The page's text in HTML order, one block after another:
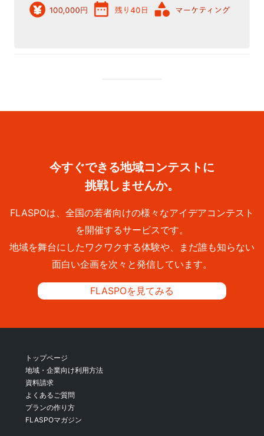
今すぐできる地域コンテストに
挑戦しませんか。
FLASPOは、全国の若者向けの様々なアイデアコンテスト
を開催するサービスです。
地域を舞台にしたワクワクする体験や、まだ誰も知らない
面白い企画を次々と発信しています。
FLASPOを見てみる
トップページ
地域・企業向け利用方法
資料請求
よくあるご質問
プランの作り方
FLASPOマガジン